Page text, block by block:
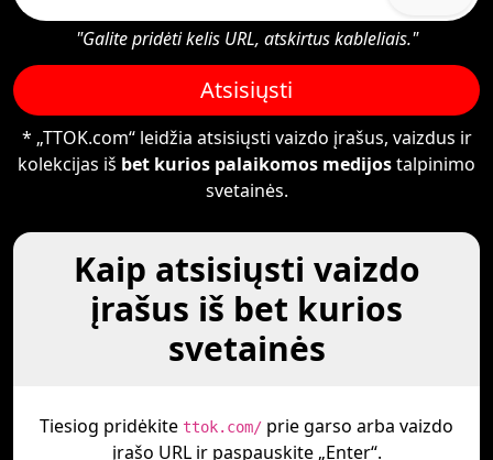
"Galite pridėti kelis URL, atskirtus kableliais."
Atsisiųsti
* „TTOK.com“ leidžia atsisiųsti vaizdo įrašus, vaizdus ir
kolekcijas iš bet kurios palaikomos medijostalpinimo
svetainės.
Kaip atsisiųsti vaizdo
įrašus iš bet kurios
svetainės
Tiesiog pridėkite ttok.com/ prie garso arba vaizdo
įrašo URL ir paspauskite „Enter“.